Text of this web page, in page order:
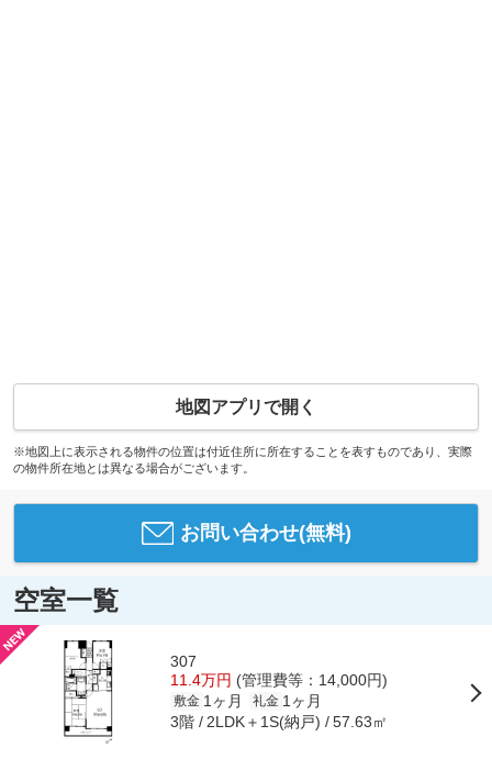
地図アプリで開く
※地図上に表示される物件の位置は付近住所に所在することを表すものであり、実際
の物件所在地とは異なる場合がございます。
お問い合わせ(無料)
空室一覧
307
11.4万円 (管理費等：14,000円)
敷金 1ヶ月 礼金 1ヶ月
3階 2LDK＋1S(納戸) 57.63㎡